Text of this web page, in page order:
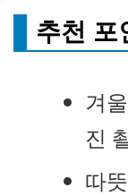
추천 포
겨
진
따